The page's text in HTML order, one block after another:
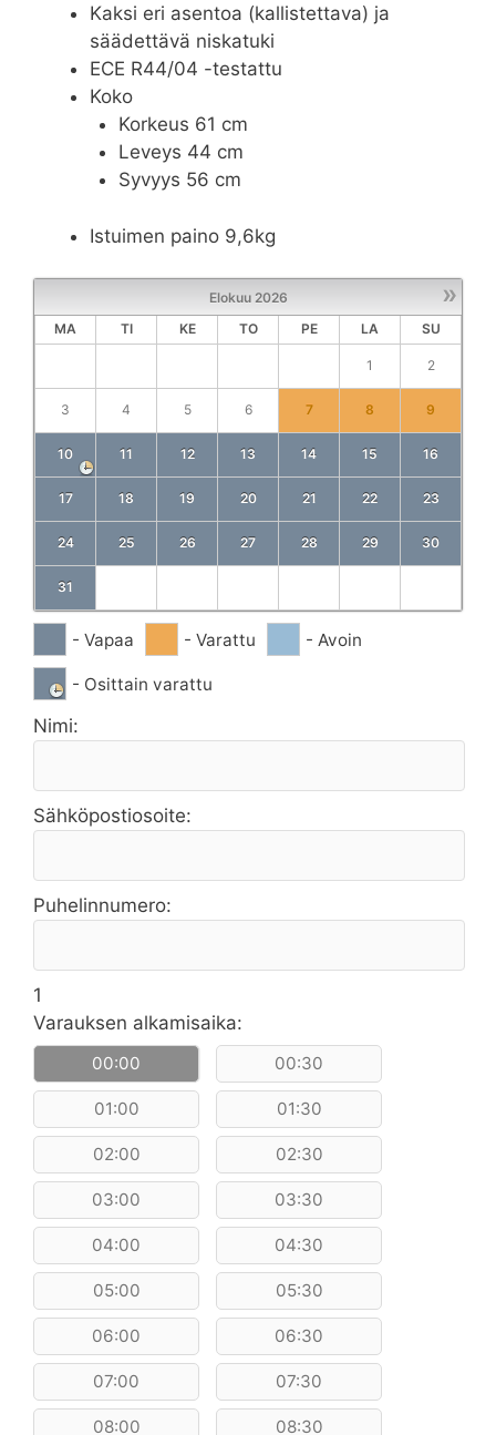
Kaksi eri asentoa (kallistettava) ja
säädettävä niskatuki
ECE R44/04 -testattu
Koko
Korkeus 61 cm
Leveys 44 cm
Syvyys 56 cm
Istuimen paino 9,6kg
»
Elokuu 2026
MA
TI KE TO PE LA SU
1 2
3 4 5 6 7 8 9
10 11 12 13 14 15 16
17 18 19 20 21 22 23
24 25 26 27 28 29 30
31
- Vapaa - Varattu - Avoin
- Osittain varattu
Nimi:
Sähköpostiosoite:
Puhelinnumero:
1
Varauksen alkamisaika:
00:00 00:30
01:00 01:30
02:00 02:30
03:00 03:30
04:00 04:30
05:00 05:30
06:00 06:30
07:00 07:30
08:00 08:30